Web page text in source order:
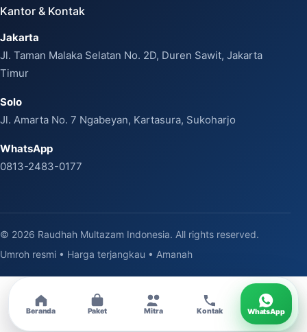
Beranda Paket Mitra Kontak WhatsApp
Kantor & Kontak
Jakarta
Jl. Taman Malaka Selatan No. 2D, Duren Sawit, Jakarta
Timur
Solo
Jl. Amarta No. 7 Ngabeyan, Kartasura, Sukoharjo
WhatsApp
0813-2483-0177
© 2026 Raudhah Multazam Indonesia. All rights reserved.
Umroh resmi • Harga terjangkau • Amanah